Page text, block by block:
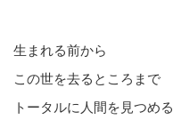
生まれる前から
この世を去るところまで
トータルに人間を見つめる